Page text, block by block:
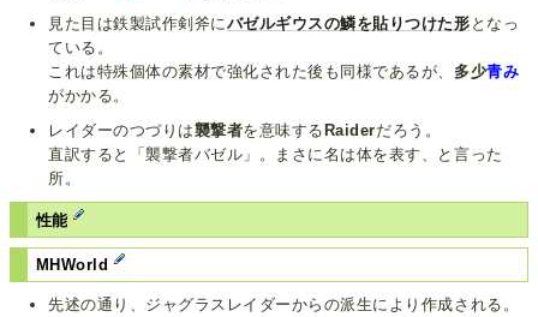
見た目は鉄製試作剣斧にバゼルギウスの鱗を貼りつけた形 となっ
ている。
これは特殊個体の素材で強化された後も同様であるが、 多少青み
がかかる。
レイダーのつづりは襲撃者を意味する Raiderだろう。
直訳すると「襲撃者バゼル」。まさに名は体を表す、と言った
所。
性能
MHWorld
先述の通り、ジャグラスレイダーからの派生により作成される。